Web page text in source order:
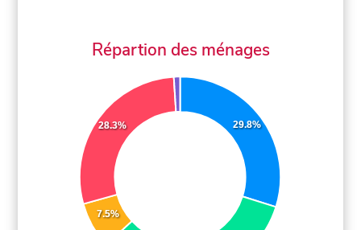
Répartion des ménages
29.8%
7.5%
28.3%